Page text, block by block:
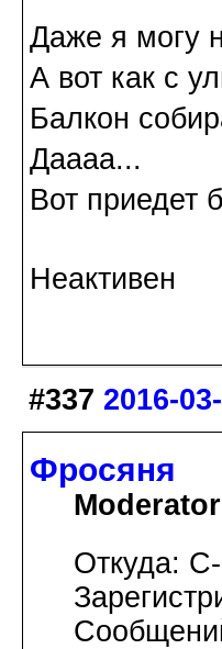
Даже я могу
А вот как с
Балкон
Даааа...
Вот приедет
Неактивен
#337 2016-
Фросяня
Откуда: